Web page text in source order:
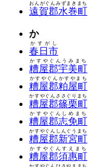
遠賀郡水巻町
おんがぐんみずまきまち
か
春日市
かすがし
糟屋郡宇美町
かすやぐんうみまち
糟屋郡粕屋町
かすやぐんかすやまち
糟屋郡篠栗町
かすやぐんささぐりまち
糟屋郡志免町
かすやぐんしめまち
糟屋郡新宮町
かすやぐんしんぐうまち
糟屋郡須惠町
かすやぐんすえまち